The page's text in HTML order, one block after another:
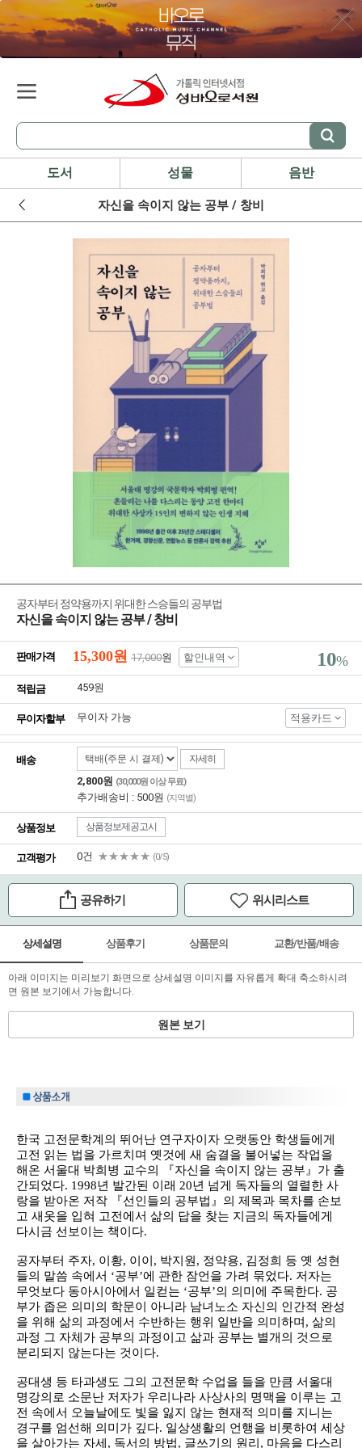
도서 성물 음반
자신을 속이지 않는 공부 / 창비
공자부터 정약용까지 위대한 스승들의 공부법
자신을 속이지 않는 공부 / 창비
판매가격 15,300원 17,000원 할인내역 10%
적립금 459원
무이자할부 무이자 가능 적용카드
배송 자세히
2,800원 (30,000원 이상 무료)
추가배송비 : 500원 (지역별)
상품정보 상품정보제공고시
고객평가 0건 ★★★★★ (0/5)
공유하기 위시리스트
상세설명 상품후기 상품문의 교환/반품/배송
아래 이미지는 미리보기 화면으로 상세설명 이미지를 자유롭게 확대 축소하시려
면 원본 보기에서 가능합니다.
원본 보기
한국 고전문학계의 뛰어난 연구자이자 오랫동안 학생들에게
고전 읽는 법을 가르치며 옛것에 새 숨결을 불어넣는 작업을
해온 서울대 박희병 교수의 『자신을 속이지 않는 공부』가 출
간되었다. 1998년 발간된 이래 20년 넘게 독자들의 열렬한 사
랑을 받아온 저작 『선인들의 공부법』의 제목과 목차를 손보
고 새옷을 입혀 고전에서 삶의 답을 찾는 지금의 독자들에게
다시금 선보이는 책이다.
공자부터 주자, 이황, 이이, 박지원, 정약용, 김정희 등 옛 성현
들의 말씀 속에서 ‘공부’에 관한 잠언을 가려 묶었다. 저자는
무엇보다 동아시아에서 일컫는 ‘공부’의 의미에 주목한다. 공
부가 좁은 의미의 학문이 아니라 남녀노소 자신의 인간적 완성
을 위해 삶의 과정에서 수반하는 행위 일반을 의미하며, 삶의
과정 그 자체가 공부의 과정이고 삶과 공부는 별개의 것으로
분리되지 않는다는 것이다.
공대생 등 타과생도 그의 고전문학 수업을 들을 만큼 서울대
명강의로 소문난 저자가 우리나라 사상사의 명맥을 이루는 고
전 속에서 오늘날에도 빛을 잃지 않는 현재적 의미를 지니는
경구를 엄선해 의미가 깊다. 일상생활의 언행을 비롯하여 세상
을 살아가는 자세, 독서의 방법, 글쓰기의 원리, 마음을 다스리